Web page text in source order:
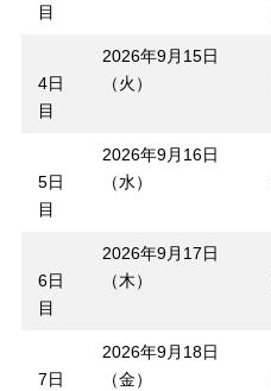
目
4日
目
2026年9月15日
（火）
5日
目
2026年9月16日
（水）
6日
目
2026年9月17日
（木）
7日
2026年9月18日
（金）